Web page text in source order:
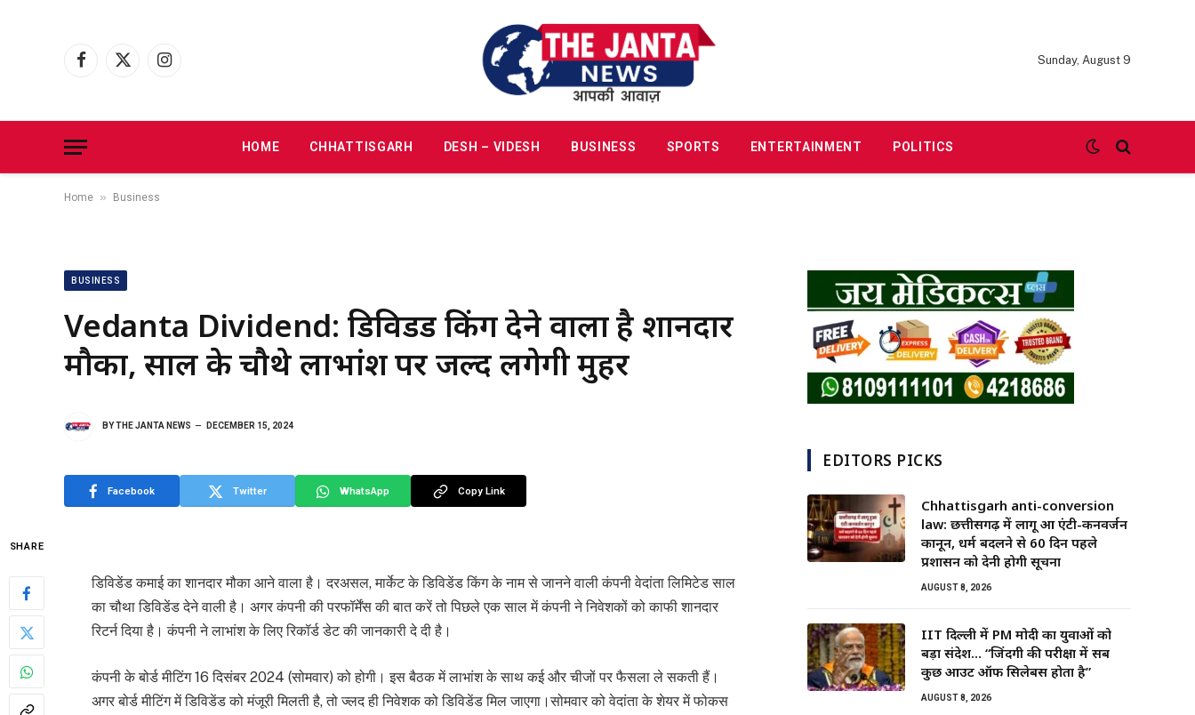
Facebook
X
Instagram
Sunday, August 9
HOME CHHATTISGARH DESH – VIDESH BUSINESS SPORTS ENTERTAINMENT POLITICS
Home » Business
BUSINESS
Vedanta Dividend: डिविडेंड किंग देने वाला है शानदार
मौका, साल के चौथे लाभांश पर जल्द लगेगी मुहर
BYTHE JANTA NEWS DECEMBER 15, 2024
Facebook Twitter WhatsApp Copy Link
SHARE
डिविडेंड कमाई का शानदार मौका आने वाला है। दरअसल, मार्केट के डिविडेंड किंग के नाम से जानने वाली कंपनी वेदांता लिमिटेड साल
का चौथा डिविडेंड देने वाली है। अगर कंपनी की परफॉर्मेंस की बात करें तो पिछले एक साल में कंपनी ने निवेशकों को काफी शानदार
रिटर्न दिया है। कंपनी ने लाभांश के लिए रिकॉर्ड डेट की जानकारी दे दी है।
कंपनी के बोर्ड मीटिंग 16 दिसंबर 2024 (सोमवार) को होगी। इस बैठक में लाभांश के साथ कई और चीजों पर फैसला ले सकती हैं।
अगर बोर्ड मीटिंग में डिविडेंड को मंजूरी मिलती है, तो ज्लद ही निवेशक को डिविडेंड मिल जाएगा।सोमवार को वेदांता के शेयर में फोकस
EDITORS PICKS
Chhattisgarh anti-conversion
law: छत्तीसगढ़ में लागू हुआ एंटी-कनवर्जन
कानून, धर्म बदलने से 60 दिन पहले
प्रशासन को देनी होगी सूचना
AUGUST 8, 2026
IIT दिल्ली में PM मोदी का युवाओं को
बड़ा संदेश… “जिंदगी की परीक्षा में सब
कुछ आउट ऑफ सिलेबस होता है”
AUGUST 8, 2026